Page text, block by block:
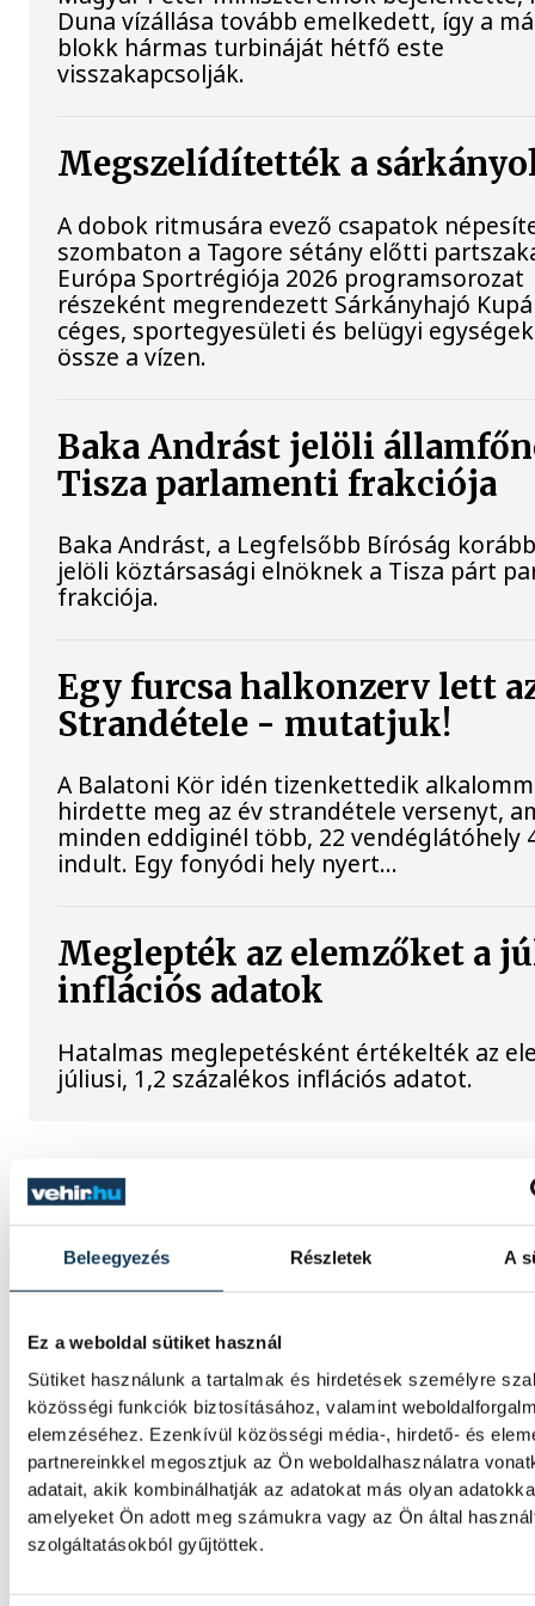
Beleegyezés Részletek A
Ez a weboldal sütiket használ
Sütiket használunk a tartalmak és hirdetések személyre
közösségi funkciók biztosításához, valamint
elemzéséhez. Ezenkívül közösségi média-, hirdető- és
partnereinkkel megosztjuk az Ön weboldalhasználatra
adatait, akik kombinálhatják az adatokat más olyan
amelyeket Ön adott meg számukra vagy az Ön által
szolgáltatásokból gyűjtöttek.
Duna vízállása tovább emelkedett, így a
blokk hármas turbináját hétfő este
visszakapcsolják.
Megszelídítették a
A dobok ritmusára evező csapatok
szombaton a Tagore sétány előtti
Európa Sportrégiója 2026 programsorozat
részeként megrendezett Sárkányhajó
céges, sportegyesületi és belügyi
össze a vízen.
Baka Andrást jelöli
Tisza parlamenti frakciója
Baka Andrást, a Legfelsőbb Bíróság
jelöli köztársasági elnöknek a Tisza párt
frakciója.
Egy furcsa halkonzerv lett
Strandétele - mutatjuk!
A Balatoni Kör idén tizenkettedik
hirdette meg az év strandétele versenyt,
minden eddiginél több, 22 vendéglátóhely
indult. Egy fonyódi hely nyert...
Meglepték az elemzőket a
inflációs adatok
Hatalmas meglepetésként értékelték az
júliusi, 1,2 százalékos inflációs adatot.
SPORT
Férfi kézilabda ifjúsági Eb:
hatodik lett a magyar
A magyar férfi ifjúsági kézilabda-
lett a belgrádi korosztályos Európa-
mivel 35-31-re kikapott Izlandtól a
helyosztón.